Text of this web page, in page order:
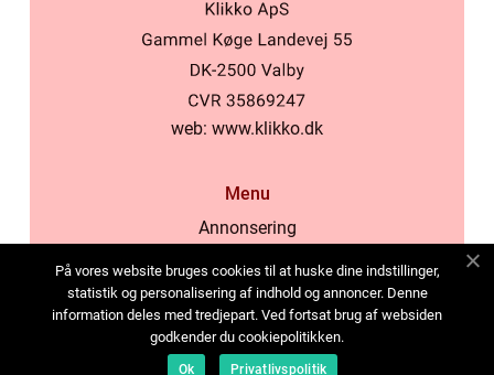
web: www.klikko.dk
Menu
Annonsering
Cookies
Kontakta oss
Sitemap
På vores website bruges cookies til at huske dine indstillinger,
statistik og personalisering af indhold og annoncer. Denne
information deles med tredjepart. Ved fortsat brug af websiden
godkender du cookiepolitikken.
Ok Privatlivspolitik